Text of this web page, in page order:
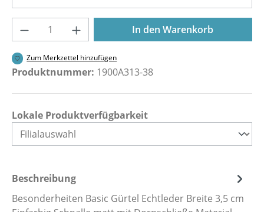
Produkt Anzahl: Gib den gewünschten
In den Warenkorb
Zum Merkzettel hinzufügen
Produktnummer: 1900A313-38
Lokale Produktverfügbarkeit
Beschreibung
Besonderheiten Basic Gürtel Echtleder Breite 3,5 cm